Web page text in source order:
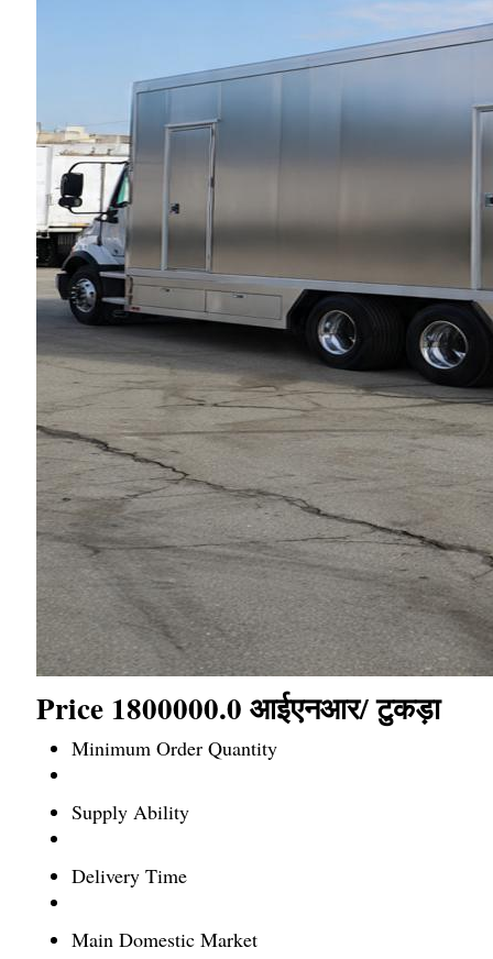
Price 1800000.0 आईएनआर/ टुकड़ा
Minimum Order Quantity
Supply Ability
Delivery Time
Main Domestic Market